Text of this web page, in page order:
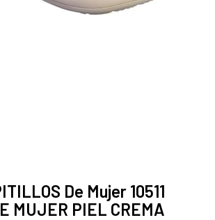
De Mujer 10511
MUJER PIEL CREMA